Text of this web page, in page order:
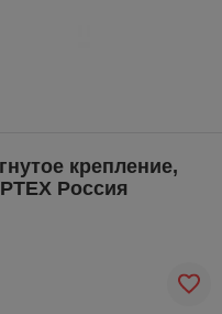
крепление,
Россия